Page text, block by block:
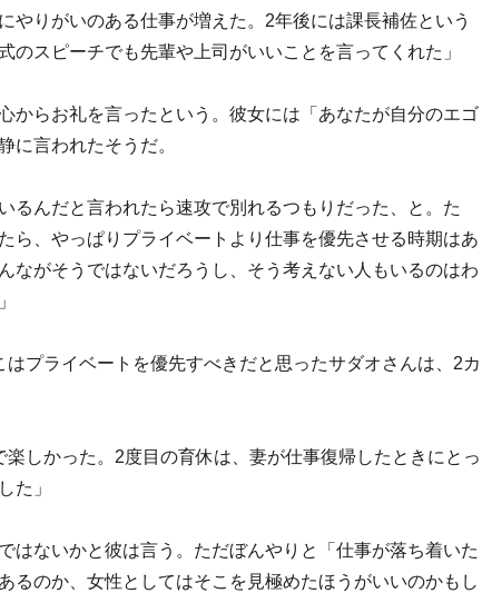
やりがいのある仕事が増えた。2年後には課長補佐という
のスピーチでも先輩や上司がいいことを言ってくれた」
からお礼を言ったという。彼女には「あなたが自分のエゴ
に言われたそうだ。
るんだと言われたら速攻で別れるつもりだった、と。た
ら、やっぱりプライベートより仕事を優先させる時期はあ
ながそうではないだろうし、そう考えない人もいるのはわ
プライベートを優先すべきだと思ったサダオさんは、2カ
楽しかった。2度目の育休は、妻が仕事復帰したときにとっ
た」
はないかと彼は言う。ただぼんやりと「仕事が落ち着いた
るのか、女性としてはそこを見極めたほうがいいのかもし